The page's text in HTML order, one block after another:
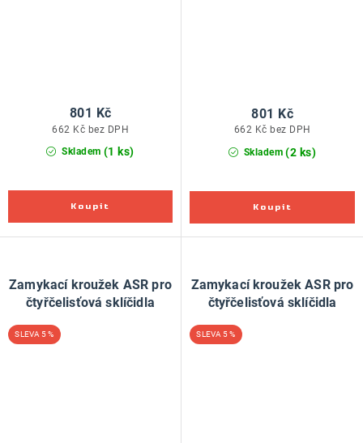
Skladem (1 ks)
662 Kč bez DPH
801 Kč
Skladem (2 ks)
662 Kč bez DPH
801 Kč
Zamykací kroužek ASR pro
čtyřčelisťová sklíčidla
5 %
Zamykací kroužek ASR pro
čtyřčelisťová sklíčidla
5 %